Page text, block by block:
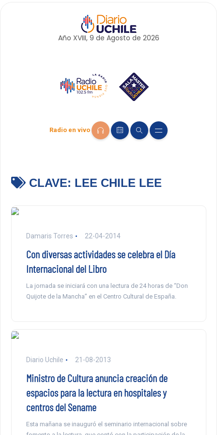
Año XVIII, 9 de Agosto de 2026
Radio en vivo
CLAVE: LEE CHILE LEE
Damaris Torres 22-04-2014
Con diversas actividades se celebra el Día
Internacional del Libro
La jornada se iniciará con una lectura de 24 horas de “Don
Quijote de la Mancha” en el Centro Cultural de España.
Diario Uchile 21-08-2013
Ministro de Cultura anuncia creación de
espacios para la lectura en hospitales y
centros del Sename
Esta mañana se inauguró el seminario internacional sobre